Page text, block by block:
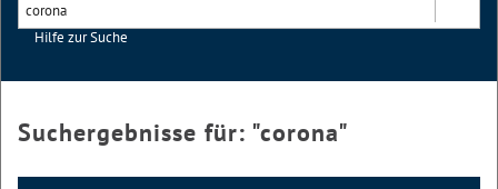
Hilfe zur Suche
Suchergebnisse für: "corona"